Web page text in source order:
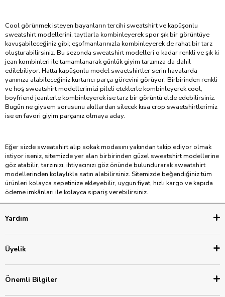
Cool görünmek isteyen bayanların tercihi sweatshirt ve kapüşonlu
sweatshirt modellerini, taytlarla kombinleyerek spor şık bir görüntüye
kavuşabileceğiniz gibi; eşofmanlarınızla kombinleyerek de rahat bir tarz
oluşturabilirsiniz. Bu sezonda sweatshirt modelleri o kadar renkli ve şık ki
jean kombinleri ile tamamlanarak günlük giyim tarzınıza da dahil
edilebiliyor. Hatta kapüşonlu model swaetshirtler serin havalarda
yanınıza alabileceğiniz kurtarıcı parça görevini görüyor. Birbirinden renkli
ve hoş sweatshirt modellerimizi pileli eteklerle kombinleyerek cool,
boyfriend jeanlerle kombinleyerek ise tarz bir görüntü elde edebilirsiniz.
Bugün ne giysem sorusunu akıllardan silecek kısa crop swaetshirtlerimiz
ise en favori giyim parçanız olmaya aday.
Eğer sizde sweatshirt alıp sokak modasını yakından takip ediyor olmak
istiyor iseniz, sitemizde yer alan birbirinden güzel sweatshirt modellerine
göz atabilir, tarzınızı, ihtiyacınızı göz önünde bulundurarak sweatshirt
modellerinden kolaylıkla satın alabilirsiniz. Sitemizde beğendiğiniz tüm
ürünleri kolayca sepetinize ekleyebilir, uygun fiyat, hızlı kargo ve kapıda
ödeme imkânları ile kolayca sipariş verebilirsiniz.
Yardım
Üyelik
Önemli Bilgiler